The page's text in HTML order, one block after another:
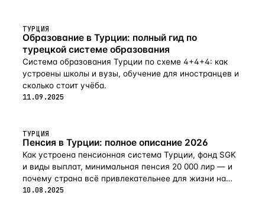
ТУРЦИЯ
Образование в Турции: полный гид по
турецкой системе образования
Система образования Турции по схеме 4+4+4: как
устроены школы и вузы, обучение для иностранцев и
сколько стоит учёба.
11.09.2025
ТУРЦИЯ
Пенсия в Турции: полное описание 2026
Как устроена пенсионная система Турции, фонд SGK
и виды выплат, минимальная пенсия 20 000 лир — и
почему страна всё привлекательнее для жизни на
пенсии в 2026-м.
10.08.2025